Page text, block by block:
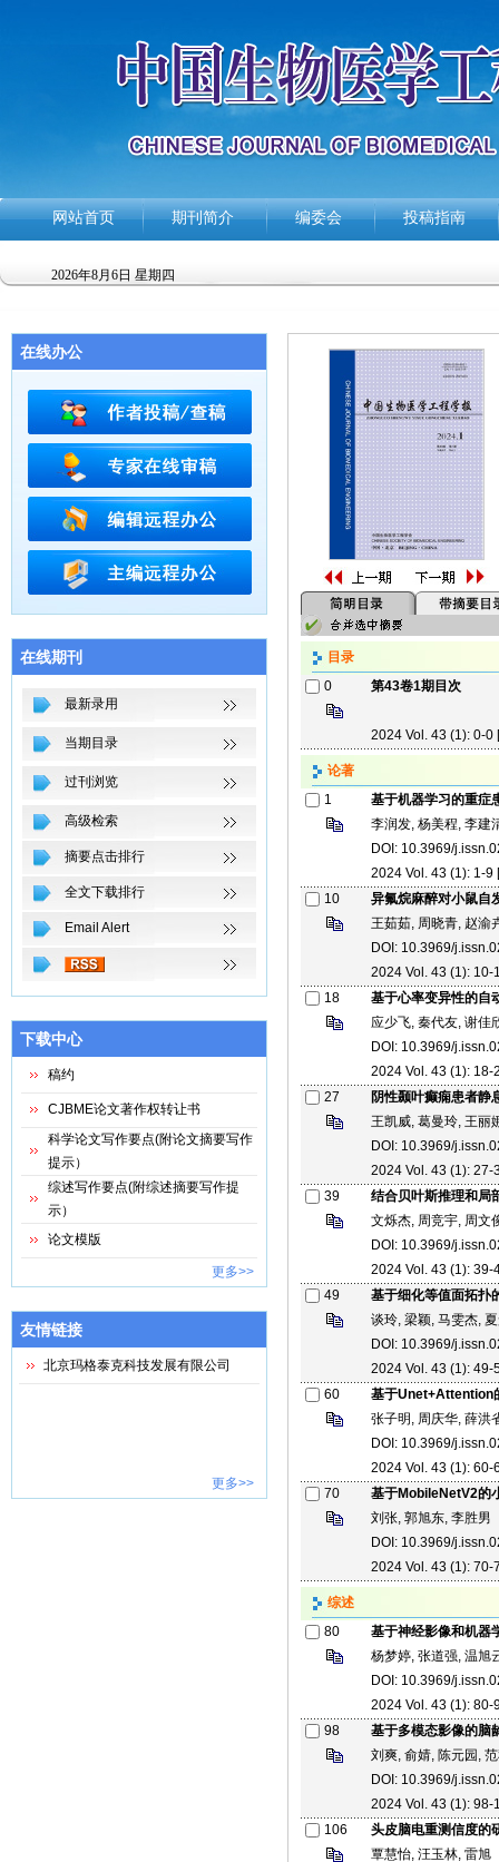
网站首页 期刊简介 编委会 投稿指南
2026年8月6日 星期四
在线办公
在线期刊
最新录用
当期目录
过刊浏览
高级检索
摘要点击排行
全文下载排行
Email Alert
下载中心
稿约
CJBME论文著作权转让书
科学论文写作要点(附论文摘要写作
提示）
综述写作要点(附综述摘要写作提
示）
论文模版
更多>>
友情链接
北京玛格泰克科技发展有限公司
更多>>
目录
0
第43卷1期目次
2024 Vol. 43 (1): 0-0 [
论著
1
基于机器学习的重症
李润发, 杨美程, 李建
DOI: 10.3969/
2024 Vol. 43 (1): 1-9 [
10
异氟烷麻醉对小鼠自
王茹茹, 周晓青, 赵渝
DOI: 10.3969/
2024 Vol. 43 (1): 10-
18
基于心率变异性的自
应少飞, 秦代友, 谢佳
DOI: 10.3969/
2024 Vol. 43 (1): 18-
27
阴性颞叶癫痫患者静
王凯威, 葛曼玲, 王丽
DOI: 10.3969/
2024 Vol. 43 (1): 27-
39
结合贝叶斯推理和局
文烁杰, 周竞宇, 周文
DOI: 10.3969/
2024 Vol. 43 (1): 39-
49
基于细化等值面拓扑
谈玲, 梁颖, 马雯杰,
DOI: 10.3969/
2024 Vol. 43 (1): 49-
60
基于Unet+Attention
张子明, 周庆华, 薛洪
DOI: 10.3969/
2024 Vol. 43 (1): 60-
70
基于MobileNetV2的
刘张, 郭旭东, 李胜男
DOI: 10.3969/
2024 Vol. 43 (1): 70-
综述
80
基于神经影像和机器
杨梦婷, 张道强, 温旭
DOI: 10.3969/
2024 Vol. 43 (1): 80-
98
基于多模态影像的脑
刘爽, 俞婧, 陈元园,
DOI: 10.3969/
2024 Vol. 43 (1): 98-
106
头皮脑电重测信度的
覃慧怡, 汪玉林, 雷旭